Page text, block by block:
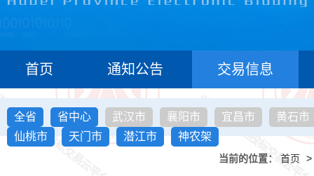
首页 通知公告 交易信息
全省 省中心 武汉市 襄阳市 宜昌市
黄石市
仙桃市
天门市 潜江市 神农架
当前的位置： 首页 >